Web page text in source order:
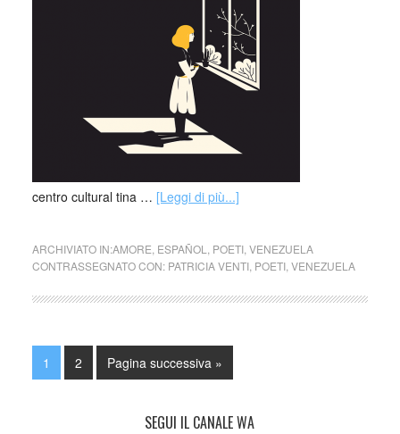
centro cultural tina … [Leggi di più...]
ARCHIVIATO IN:AMORE ESPAÑOL POETI, VENEZUELA
CONTRASSEGNATO CON: PATRICIA VENTI, POETI, VENEZUELA
1 2 Pagina successiva »
SEGUI IL CANALE WA